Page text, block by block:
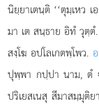
นิยฺยาเตนฺติ ‘‘ตุมฺเหว
มา เต สนฺธาย อิทํ วุตฺ
สงฺโฆ อปโลเกตพฺโพว.
ปุพฺพา กปฺปา นาม, ตํ
ปริเยสเนสุ สีมาสมฺมุ